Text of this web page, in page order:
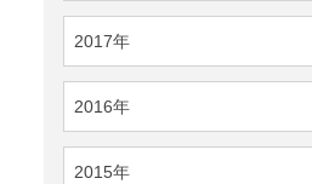
2017年
2016年
2015年